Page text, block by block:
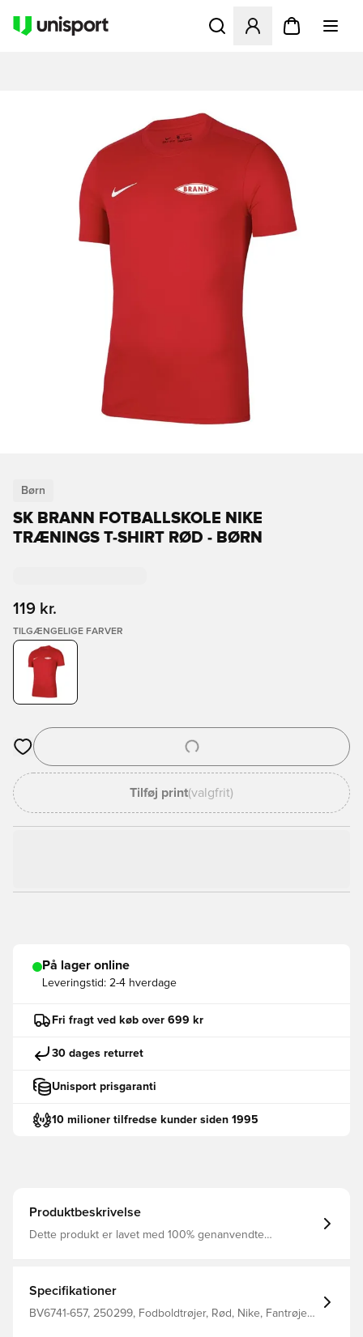
Åbner en Modal til at
Børn
SK BRANN FOTBALLSKOLE NIKE
TRÆNINGS T-SHIRT RØD - BØRN
119 kr.
TILGÆNGELIGE FARVER
Åbner en Modal til at logge ind eller tilmelde dig som medlem
Tilføj print(valgfrit)
På lager online
Leveringstid: 2-4 hverdage
Fri fragt ved køb over 699 kr
30 dages returret
Unisport prisgaranti
10 milioner tilfredse kunder siden 1995
Produktbeskrivelse
Dette produkt er lavet med 100% genanvendte
på ryggen tilføjer ventilation samt en øget åndbarhed
Specifikationer
BV6741-657, 250299, Fodboldtrøjer, Rød, Nike, Fantrøjer,